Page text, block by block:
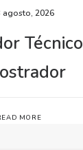
agosto, 2026
MORE